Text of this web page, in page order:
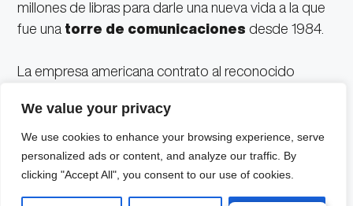
We value your privacy
We use cookies to enhance your browsing experience, serve
personalized ads or content, and analyze our traffic. By
clicking "Accept All", you consent to our use of cookies.
millones de libras para darle una nueva vida a la que
fue una torre de comunicaciones desde 1984.
La empresa americana contrato al reconocido
nuevoRoutermasterde Londres y también
diseñó la antorcha de los Juegos Olímpicos del
2012.
La intención será convertir laBT Toweren un sitio